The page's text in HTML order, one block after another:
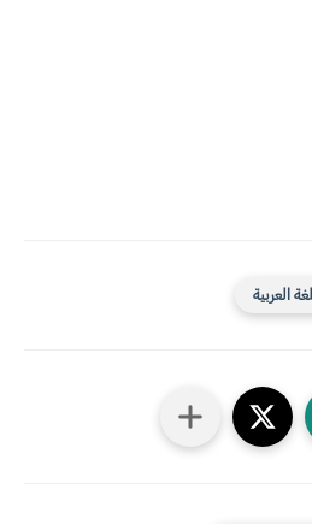
العربية